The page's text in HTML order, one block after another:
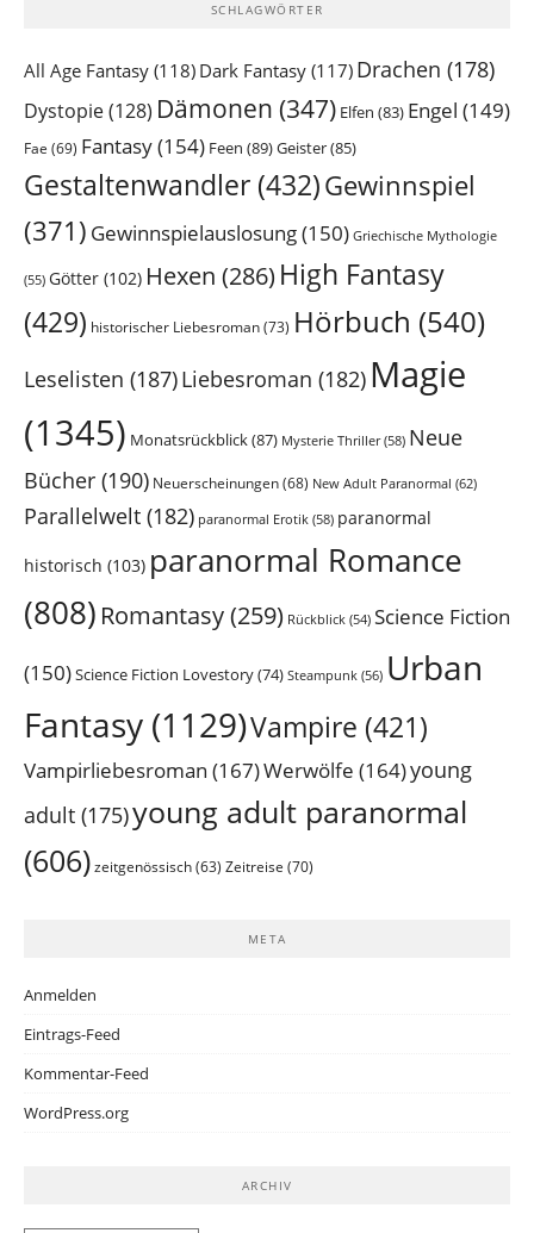
SCHLAGWÖRTER
All Age Fantasy (118) Dark Fantasy (117) Drachen (178)
Dystopie(128) Dämonen (347) Elfen (83) Engel (149)
Fae (69) Fantasy(154) Feen (89)Geister(85)
Gestaltenwandler (432)Gewinnspiel
(371) Gewinnspielauslosung(150) Griechische Mythologie
(55) Götter (102) Hexen (286) High Fantasy
(429) historischer Liebesroman(73) Hörbuch (540)
Leselisten (187)Liebesroman (182) Magie
(1345) Monatsrückblick(87) Mysterie Thriller(58) Neue
Bücher (190) Neuerscheinungen(68) New Adult Paranormal (62)
Parallelwelt (182) paranormal Erotik (58) paranormal
historisch (103) paranormal Romance
(808) Romantasy(259) Rückblick (54) Science Fiction
(150)Science Fiction Lovestory(74) Steampunk (56) Urban
Fantasy (1129)Vampire (421)
Vampirliebesroman (167)Werwölfe (164)young
adult (175)young adult paranormal
(606) zeitgenössisch (63) Zeitreise (70)
META
Anmelden
Eintrags-Feed
Kommentar-Feed
WordPress.org
ARCHIV